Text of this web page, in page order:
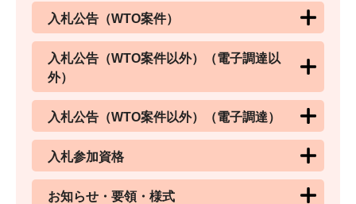
入札公告（WTO案件）
入札公告（WTO案件以外）（電子調達以
外）
入札公告（WTO案件以外）（電子調達）
入札参加資格
お知らせ・要領・様式